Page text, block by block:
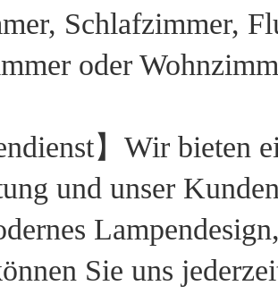
Schlafzimmer,
oder
】Wir bieten
und unser
Sie uns